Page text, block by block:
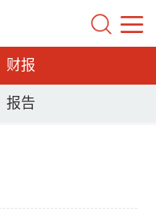
财报
报告